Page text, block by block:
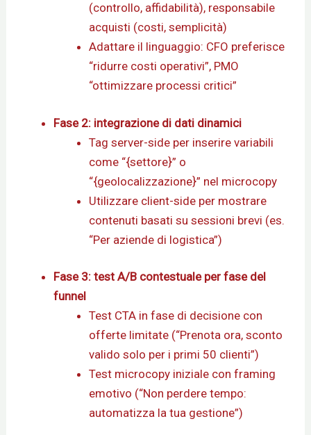
(controllo, affidabilità), responsabile
acquisti (costi, semplicità)
Adattare il linguaggio: CFO preferisce
“ridurre costi operativi”, PMO
“ottimizzare processi critici”
Fase 2: integrazione di dati dinamici
Tag server-side per inserire variabili
come “{settore}” o
“{geolocalizzazione}” nel microcopy
Utilizzare client-side per mostrare
contenuti basati su sessioni brevi (es.
“Per aziende di logistica”)
Fase 3: test A/B contestuale per fase del
funnel
Test CTA in fase di decisione con
offerte limitate (“Prenota ora, sconto
valido solo per i primi 50 clienti”)
Test microcopy iniziale con framing
emotivo (“Non perdere tempo:
automatizza la tua gestione”)